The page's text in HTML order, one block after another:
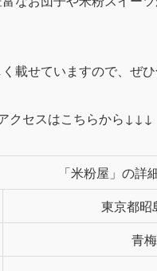
粉屋」さんのお団子が
たがついに来店できてと
の記事でも詳しく載せ
」がNewOpen‼工場直
プン予定の「米粉屋」さんです